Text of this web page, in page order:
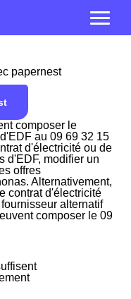
papernest
composer le
au 09 69 32 15
d'électricité ou de
d'EDF, modifier un
offres
Alternativement,
contrat d'électricité
alternatif
composer le 09